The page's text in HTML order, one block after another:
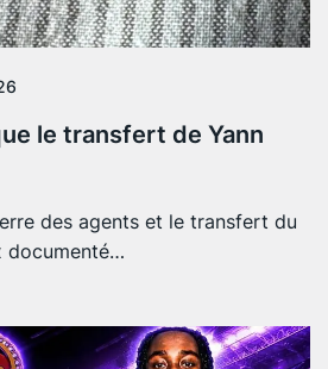
le transfert de Yann
des agents et le transfert du
documenté…